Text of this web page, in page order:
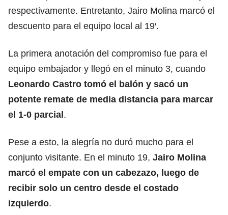
respectivamente. Entretanto, Jairo Molina marcó el
descuento para el equipo local al 19′.
La primera anotación del compromiso fue para el
equipo embajador y llegó en el minuto 3, cuando
Leonardo Castro tomó el balón y sacó un
potente remate de media distancia para marcar
el 1-0 parcial.
Pese a esto, la alegría no duró mucho para el
conjunto visitante. En el minuto 19, Jairo Molina
marcó el empate con un cabezazo, luego de
recibir solo un centro desde el costado
izquierdo.